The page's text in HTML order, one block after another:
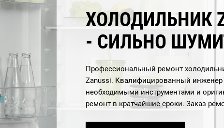
ХОЛОДИЛЬНИК
- СИЛЬНО
Профессиональный ремонт
Zanussi. Квалифицированный инженер
необходимыми инструментами и
ремонт в кратчайшие сроки. Заказ